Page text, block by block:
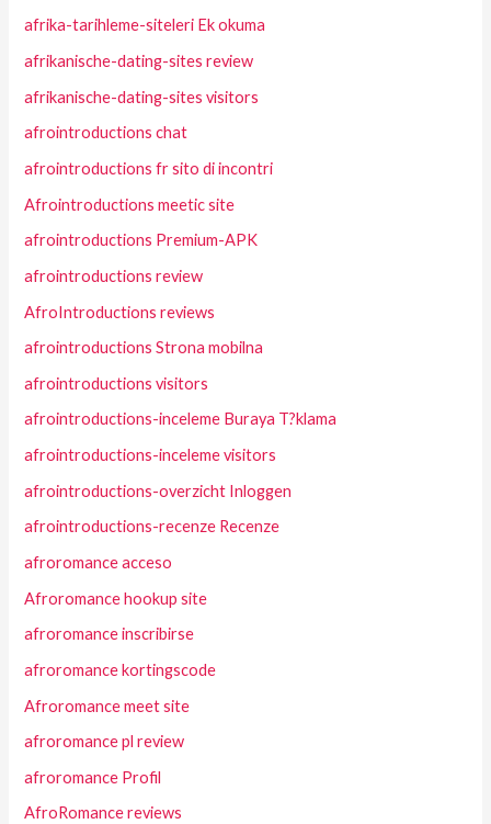
afrika-tarihleme-siteleri Ek okuma
afrikanische-dating-sites review
afrikanische-dating-sites visitors
afrointroductions chat
afrointroductions fr sito di incontri
Afrointroductions meetic site
afrointroductions Premium-APK
afrointroductions review
AfroIntroductions reviews
afrointroductions Strona mobilna
afrointroductions visitors
afrointroductions-inceleme Buraya T?klama
afrointroductions-inceleme visitors
afrointroductions-overzicht Inloggen
afrointroductions-recenze Recenze
afroromance acceso
Afroromance hookup site
afroromance inscribirse
afroromance kortingscode
Afroromance meet site
afroromance pl review
afroromance Profil
AfroRomance reviews